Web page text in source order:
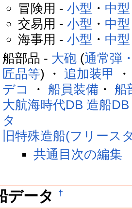
冒険用 -小型 ・ 中型
交易用 -小型 ・ 中型
海事用 -小型 ・ 中型
船部品 - 大砲 (通常弾
匠品等) ・追加装甲
デコ
・ 船員装備 ・ 船
大航海時代DB 造船DB
タ
旧特殊造船(フリース
共通目次の編集
データ †